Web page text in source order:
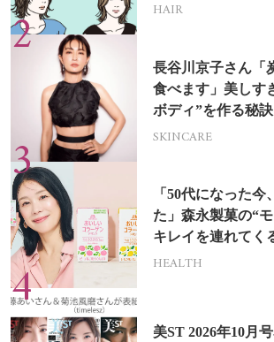
HAIR
長谷川京子さん「
食べます」美しす
ボディ”を作る秘訣
SKINCARE
「50代になった
た」森永製菓の“
キレイを連れてく
HEALTH
美ST 2026年10月